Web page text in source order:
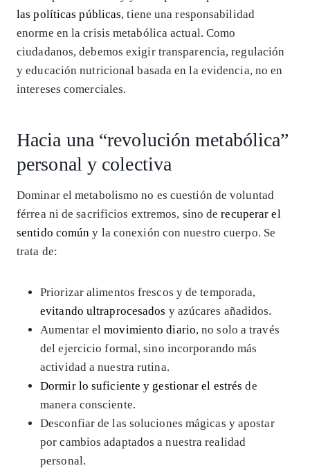
las políticas públicas, tiene una responsabilidad
enorme en la crisis metabólica actual. Como
ciudadanos, debemos exigir transparencia, regulación
y educación nutricional basada en la evidencia, no en
intereses comerciales.
Hacia una “revolución metabólica”
personal y colectiva
Dominar el metabolismo no es cuestión de voluntad
férrea ni de sacrificios extremos, sino derecuperar el
sentido común y la conexión con nuestro cuerpo. Se
trata de:
Priorizar alimentos frescos y de temporada,
evitando ultraprocesados y azúcares añadidos.
Aumentar elmovimiento diario, no solo a través
del ejercicio formal, sino incorporando más
actividad a nuestra rutina.
Dormir lo suficiente y gestionar el estrés de
manera consciente.
Desconfiar de las soluciones mágicas y apostar
por cambios adaptados a nuestra realidad
personal.